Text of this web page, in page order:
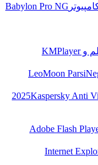
Babylon Pro NG
وKMPlayer
LeoMoon
Kaspersky Anti
Adobe Flash
Internet